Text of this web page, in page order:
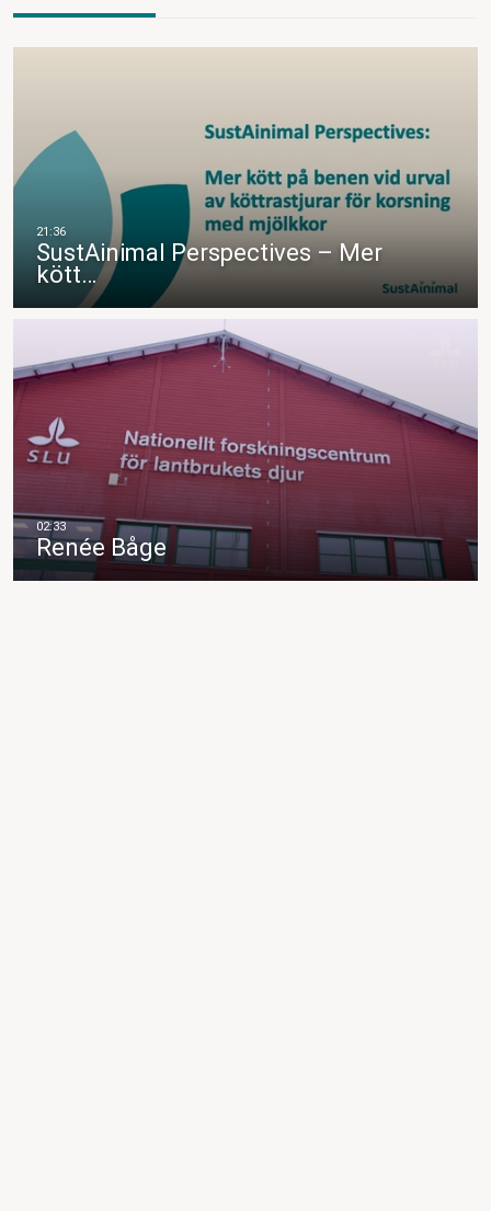
SustAinimal Perspectives – Mer
kött…
Renée Båge